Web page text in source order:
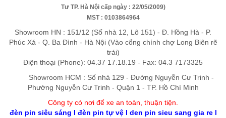
Tư TP. Hà Nội cấp ngày : 22/05/2009)
MST : 0103864964
Showroom HN : 151/12 (Số nhà 12, Lô 151) - Đ. Hồng Hà - P.
Phúc Xá - Q. Ba Đình - Hà Nội (Vào cổng chính chợ Long Biên rẽ
trái)
Điện thoại (Phone): 04.37 17.18.19 - Fax: 04.3 7173325
Showroom HCM : Số nhà 129 - Đường Nguyễn Cư Trinh -
Phường Nguyễn Cư Trinh - Quận 1 - TP. Hồ Chí Minh
Công ty có nơi để xe an toàn, thuận tiện
đèn pin siêu sáng l đèn pin tự vệl den pin sieu sang gia rel